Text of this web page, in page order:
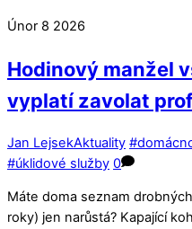
Únor 8 2026
Hodinový manžel
vyplatí zavolat
Jan LejsekAktuality
#úklidové služby 0
Máte doma seznam
roky) jen narůstá? Kapající